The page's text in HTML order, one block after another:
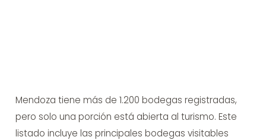
Mendoza tiene más de 1.200 bodegas registradas,
pero solo una porción está abierta al turismo. Este
listado incluye las principales bodegas visitables